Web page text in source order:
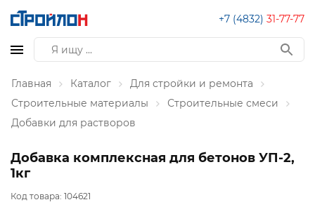
+7 (4832) 31-77-77
Главная Каталог
Для стройки и ремонта
Строительные материалы
Строительные смеси
Добавки для растворов
Добавка комплексная для бетонов УП-2,
1кг
Код товара: 104621